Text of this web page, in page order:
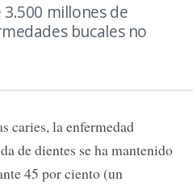
3.500 millones de
bucales no
caries, la enfermedad
de dientes se ha mantenido
45 por ciento (un